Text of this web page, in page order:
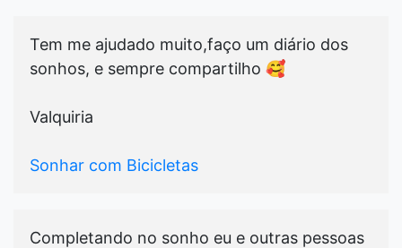
Tem me ajudado muito,faço um diário dos
sonhos, e sempre compartilho 🥰
Valquiria
Sonhar com Bicicletas
Completando no sonho eu e outras pessoas